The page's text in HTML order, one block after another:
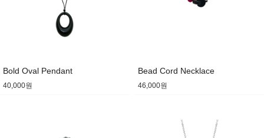
Bold Oval Pendant
40,000원
Bead Cord Necklace
46,000원